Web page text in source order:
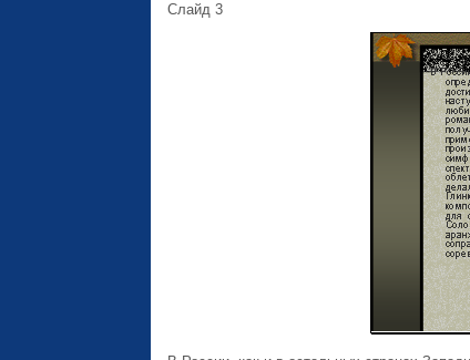
Слайд 3